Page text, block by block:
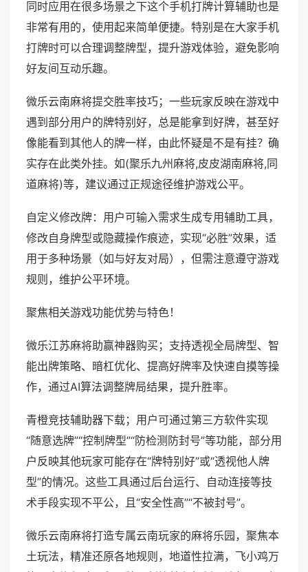
同时应用在很多场景之下这个手机打牌计算辅助也是
非常有用的，使用起来简单便捷。特别是在大家手机
打牌时可以合理调整牌型，提升游戏体验，避免影响
好友间互动乐趣。
微乐云南麻将提交胜率技巧；一些玩家反映在游戏中
遇到部分用户的牌特别好，总是能拿到好牌，甚至好
像能看到其他人的牌一样，由此怀疑是不是有挂？确
实存在此类外挂。如(聚乐九州麻将,皮皮湖南麻将,同
道麻将)等，建议通过正规途径维护游戏公平。
自定义修改牌：用户可输入需求生成专用辅助工具，
修改自身牌型或隐藏操作痕迹，实现“必胜”效果，适
用于多种场景（如与好友对局），但需注意遵守游戏
规则，维护公平环境。
聚焦相关游戏功能优势与特色！
微乐江苏麻将助赢神器购买；支持透视全局牌型、智
能出牌策略、暗杠优化、提高好牌率及快速自摸等操
作，通过AI算法调整牌局结果，提升胜率。
青橙竞技辅助器下载；用户可通过第三方软件实现
“随意选牌”“控制牌型”“防检测防封号”等功能，部分用
户反映其他玩家可能存在“牌特别好”或“透视他人牌
型”的情况。这些工具通过后台运行、自动连接等技
术手段实现不平公，且“安全性高”“不被封号”。
微乐云南麻将打造专属云南玩家的麻将乐园，聚焦本
土玩法，精准还原各地规则，地道性拉满，飞小鸡万